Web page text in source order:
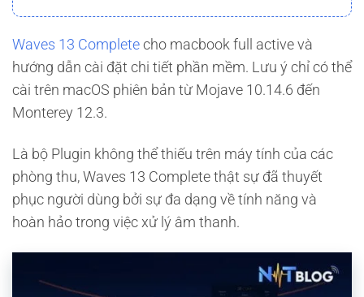
Waves 13 Complete cho macbook full active và
hướng dẫn cài đặt chi tiết phần mềm. Lưu ý chỉ có thể
cài trên macOS phiên bản từ Mojave 10.14.6 đến
Monterey 12.3.
Là bộ Plugin không thể thiếu trên máy tính của các
phòng thu, Waves 13 Complete thật sự đã thuyết
phục người dùng bởi sự đa dạng về tính năng và
hoàn hảo trong việc xử lý âm thanh.